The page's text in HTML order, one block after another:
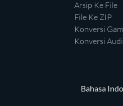
Arsip Ke File
File Ke ZIP
Konversi
Konversi
Bahasa